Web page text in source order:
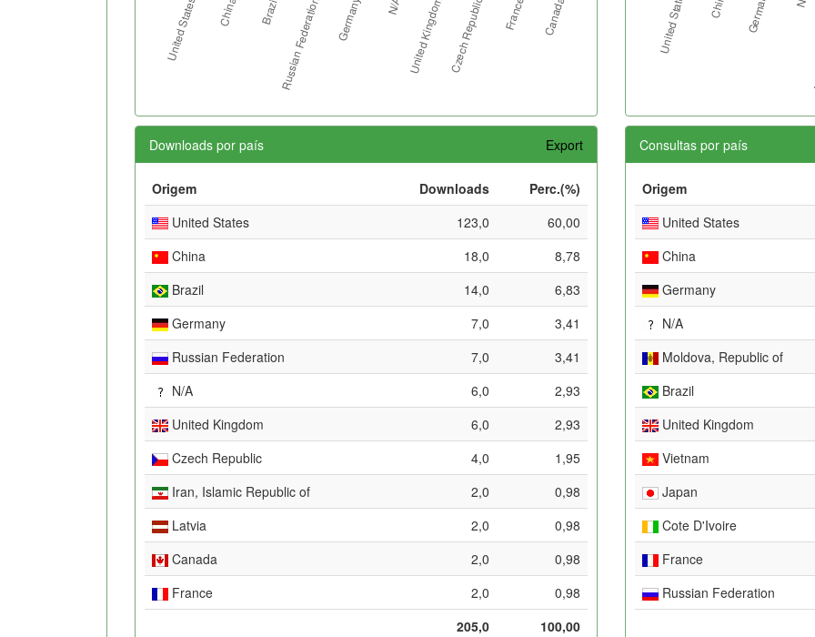
Downloads por país Export
Origem Downloads
Perc.(%)
United States
123,0
60,00
China
18,0
8,78
Brazil
14,0
6,83
Germany
7,0
3,41
Russian Federation
7,0
3,41
N/A
6,0
2,93
United Kingdom
6,0
2,93
Czech Republic
4,0
1,95
Iran, Islamic Republic of
2,0
0,98
Latvia
2,0
0,98
Canada
2,0
0,98
France
2,0
0,98
205,0
100,00
Consultas por país
Origem
United States
China
Germany
N/A
Moldova, Republic of
Brazil
United Kingdom
Vietnam
Japan
Cote D'Ivoire
France
Russian Federation